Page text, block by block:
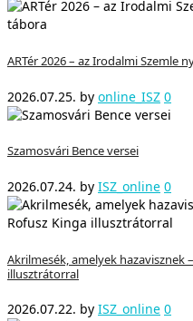
ARTér 2026 – az Irodalmi Szemle
2026.07.25. by online_ISZ 0
Szamosvári Bence versei
2026.07.24. by ISZ_online 0
Akrilmesék, amelyek hazavisznek
illusztrátorral
2026.07.22. by ISZ_online 0